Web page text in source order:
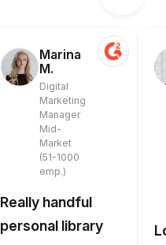
Marina
M.
Digital
Marketing
Manager
Mid-
Market
(51-1000
emp.)
Really handful
personal library